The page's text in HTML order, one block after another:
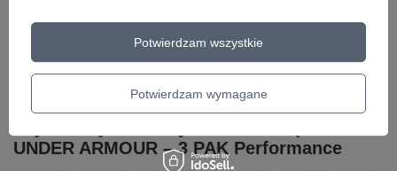
schnięcie i brak otarć. W weekend natomiast, kiedy wybierasz się na
spacer, zakupy czy krótką wycieczkę za miasto, bokserki pozostaną
niemal niewyczuwalne, zapewniając pełną wygodę także pod szortami
każdego dnia, niezależnie od planów.
UNDER ARMOUR – 3 PAK Performance
Potwierdzam wymagane
Potwierdzam wszystkie